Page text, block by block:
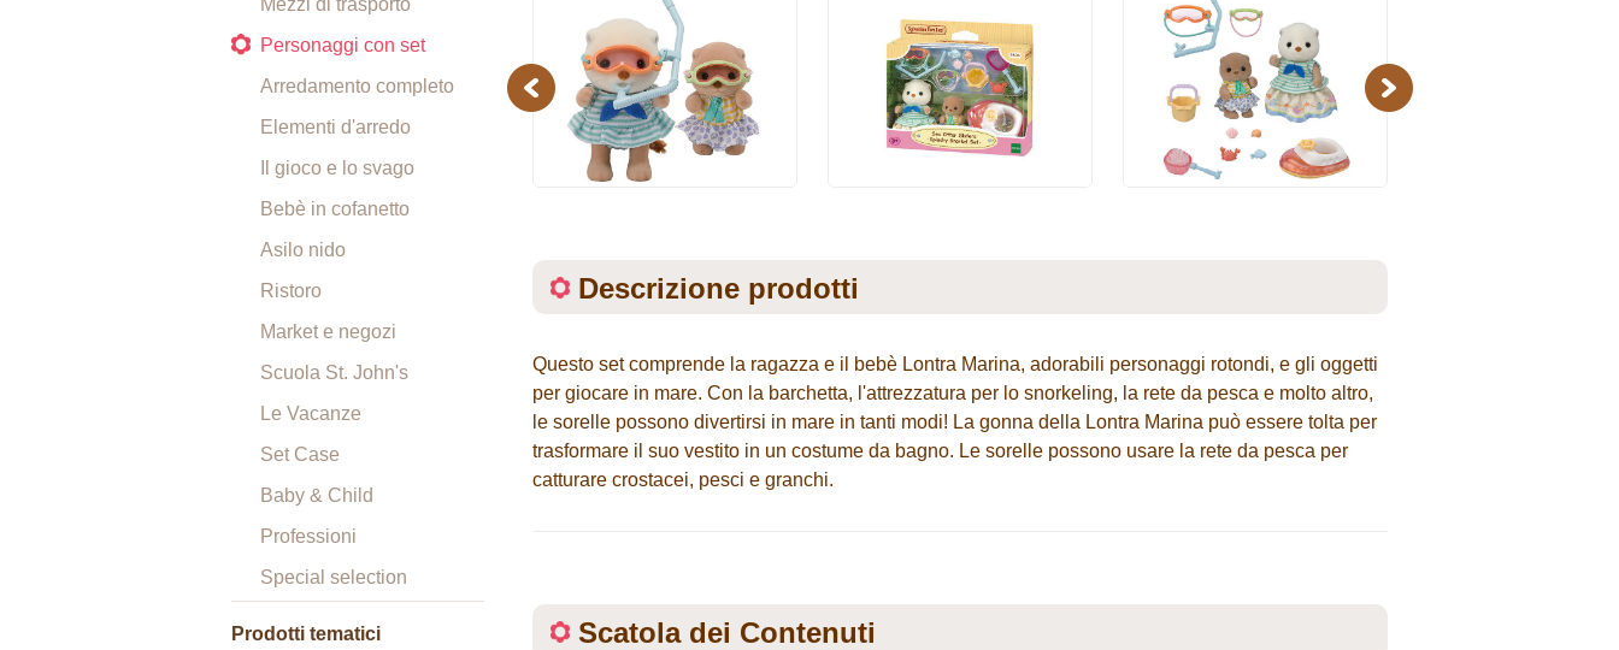
Mezzi di trasporto
Personaggi con set
Arredamento completo
Elementi d'arredo
Il gioco e lo svago
Bebè in cofanetto
Asilo nido
Ristoro
Market e negozi
Scuola St. John's
Le Vacanze
Set Case
Baby & Child
Professioni
Special selection
Prodotti tematici
Previous Next
Descrizione prodotti
Questo set comprende la ragazza e il bebè Lontra Marina, adorabili personaggi rotondi, e gli oggetti
per giocare in mare. Con la barchetta, l'attrezzatura per lo snorkeling, la rete da pesca e molto altro,
le sorelle possono divertirsi in mare in tanti modi! La gonna della Lontra Marina può essere tolta per
trasformare il suo vestito in un costume da bagno. Le sorelle possono usare la rete da pesca per
catturare crostacei, pesci e granchi.
Scatola dei Contenuti